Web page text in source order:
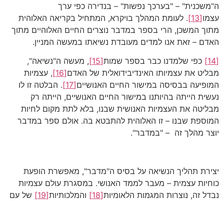
ה"משכנית" – "בערכך נפשות" – בנדירה כפי ערך
עצמו[13]
. לעומת המהלך בויקרא, המתחיל בקריאה האלוהית
מתוך המשכן, הרי בספר במדבר נוצרים החיים האלוהיים מתוך
האדם – זאת אנו למדים מעובדת נשיאתו במעשה המניין.
[14]
כפי שלמדנו כבר בספר שמות[15]
, מעשה ה"נשיאה",
מבליט את עצמיותו האינדיבידואלית של האדם[16]
, עצמיות
המופיעה בבסיסה במישור החיים האנושיים[17]
. הבלטה זו לו
נעשית הייתה בהיותנו במישור החיים האנושיים, הייתה רק
מבליטה את העצמיות האנושית שבנו, בלא לתת מקום לחיות
המוספת שבנו – זו האלוהית להתבטא בה. אולם ספר במדבר
יוצר מהלך זה – "במדבר".
יצירת תהליך הנשיאה על בסיס ה"מדבר", מאפשרת הופעת
כוחיות עצמית – מעבר לממד האנושי. במסגרת עולם עצמיות
נבדל זה, נוצרות המגמות הלאומיות[18] והמלכותיות[19]
של עם